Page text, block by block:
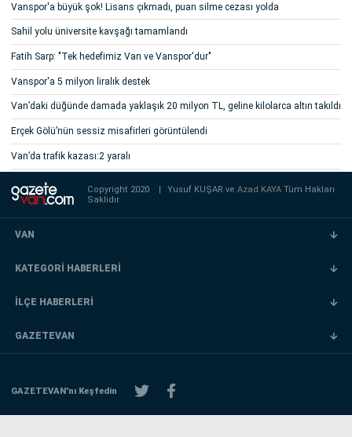
Vanspor'a büyük şok! Lisans çıkmadı, puan silme cezası yolda
Sahil yolu üniversite kavşağı tamamlandı
Fatih Sarp: "Tek hedefimiz Van ve Vanspor'dur"
Vanspor'a 5 milyon liralık destek
Van’daki düğünde damada yaklaşık 20 milyon TL, geline kilolarca altın takıldı
Erçek Gölü’nün sessiz misafirleri görüntülendi
Van’da trafik kazası:2 yaralı
Copyright 2020 Yusuf KUŞAR veAzad KAYATüm Hakları
Saklıdır.
VAN
KATEGORİ HABERLERİ
İLÇE HABERLERİ
GAZETEVAN
GAZETEVAN'nı Keşfedin